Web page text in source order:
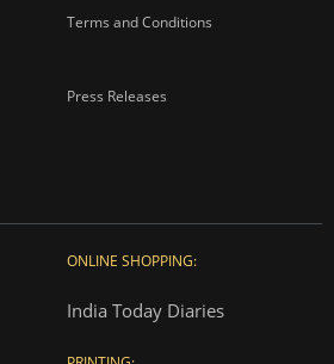
Terms and Conditions
Press Releases
ONLINE SHOPPING:
India Today Diaries